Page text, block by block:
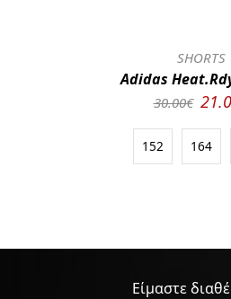
SHORTS
Adidas
30.00€
152 164
Είμαστε